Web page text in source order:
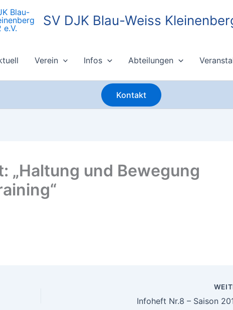
SV DJK Blau-Weiss
Verein Infos Abteilungen
Kontakt
„Haltung und Bewegung
Infoheft Nr.8 – Saison